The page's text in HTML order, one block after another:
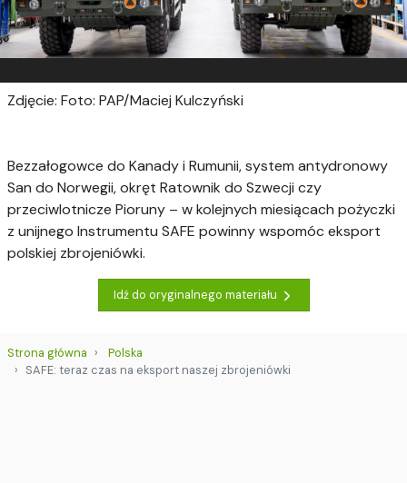
Zdjęcie: Foto: PAP/Maciej Kulczyński
Bezzałogowce do Kanady i Rumunii, system antydronowy
San do Norwegii, okręt Ratownik do Szwecji czy
przeciwlotnicze Pioruny – w kolejnych miesiącach pożyczki
z unijnego Instrumentu SAFE powinny wspomóc eksport
polskiej zbrojeniówki.
Idź do oryginalnego materiału
Strona główna
Polska
SAFE: teraz czas na eksport naszej zbrojeniówki